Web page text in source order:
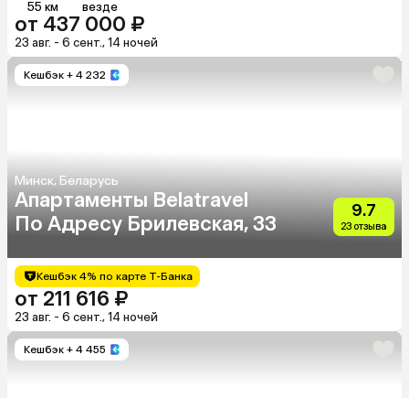
55 км везде
от 437 000 ₽
23 авг. - 6 сент., 14 ночей
Кешбэк + 4 232
Минск, Беларусь
Апартаменты Belatravel
По Адресу Брилевская, 33
9.7
23 отзыва
Кешбэк 4% по карте Т-Банка
от 211 616 ₽
23 авг. - 6 сент., 14 ночей
Кешбэк + 4 455